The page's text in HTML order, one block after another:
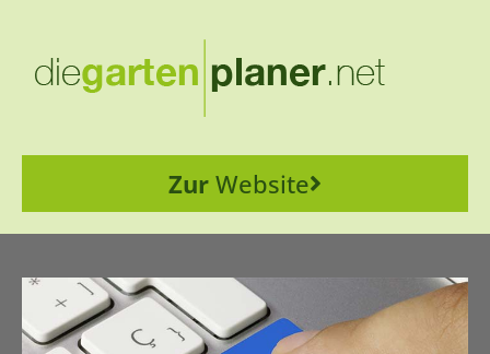
Zur Website